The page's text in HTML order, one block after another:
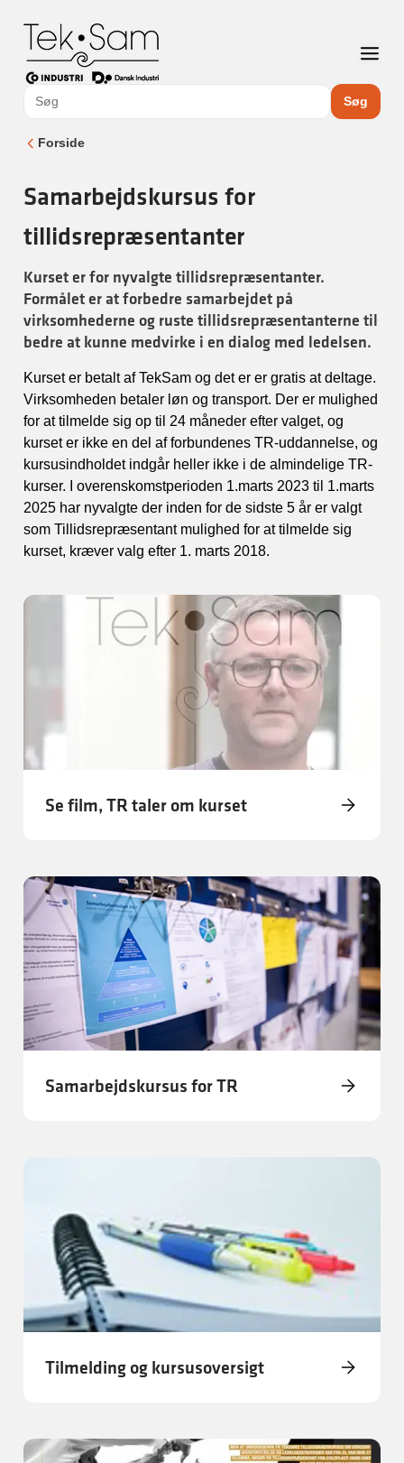
Søg
Forside
Samarbejdskursus for
tillidsrepræsentanter
Kurset er for nyvalgte tillidsrepræsentanter.
Formålet er at forbedre samarbejdet på
virksomhederne og ruste tillidsrepræsentanterne til
bedre at kunne medvirke i en dialog med ledelsen.
Kurset er betalt af TekSam og det er er gratis at deltage.
Virksomheden betaler løn og transport. Der er mulighed
for at tilmelde sig op til 24 måneder efter valget, og
kurset er ikke en del af forbundenes TR-uddannelse, og
kursusindholdet indgår heller ikke i de almindelige TR-
kurser. I overenskomstperioden 1.marts 2023 til 1.marts
2025 har nyvalgte der inden for de sidste 5 år er valgt
som Tillidsrepræsentant mulighed for at tilmelde sig
kurset, kræver valg efter 1. marts 2018.
Se film, TR taler om kurset
Samarbejdskursus for TR
Tilmelding og kursusoversigt